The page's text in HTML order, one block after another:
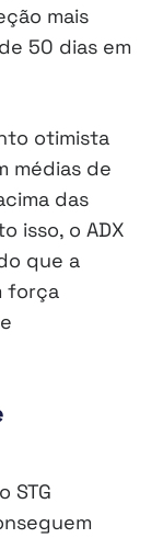
mais
50 dias em
otimista
médias de
das
isso, o ADX
que a
força
STG